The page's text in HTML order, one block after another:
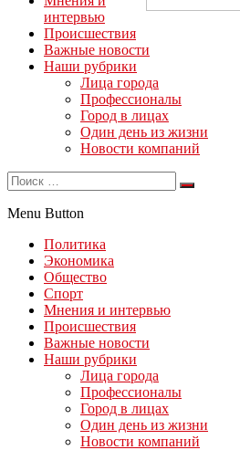
интервью
Происшествия
Важные новости
Наши рубрики
Лица города
Профессионалы
Город в лицах
Один день из жизни
Новости компаний
Menu Button
Политика
Экономика
Общество
Спорт
Мнения и интервью
Происшествия
Важные новости
Наши рубрики
Лица города
Профессионалы
Город в лицах
Один день из жизни
Новости компаний